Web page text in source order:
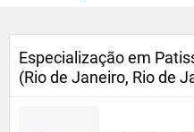
Especialização em
(Rio de Janeiro, Rio de